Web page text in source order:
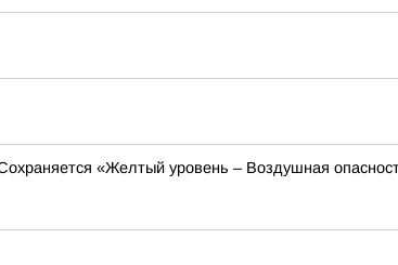
«Желтый уровень – Воздушная